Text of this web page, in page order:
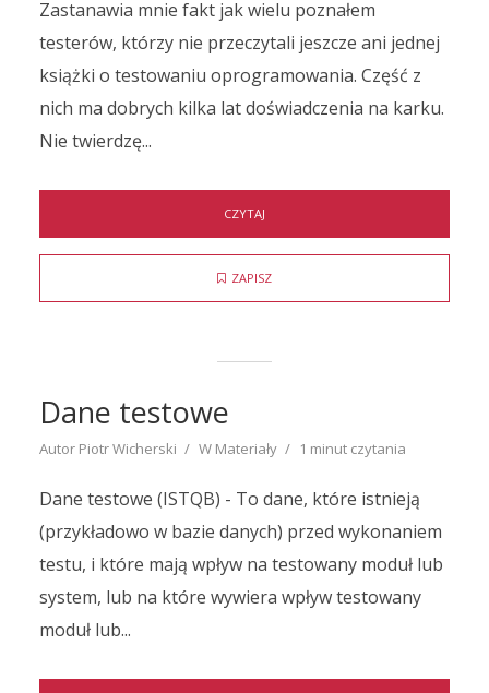
mobilnych
Raporty i ciekawostki ze świata testowania
mobilnego
Zastanawia mnie fakt jak wielu poznałem
testerów, którzy nie przeczytali jeszcze ani jednej
książki o testowaniu oprogramowania. Część z
nich ma dobrych kilka lat doświadczenia na karku.
Nie twierdzę...
CZYTAJ
ZAPISZ
Dane testowe
Autor Piotr Wicherski W Materiały 1 minut czytania
Dane testowe (ISTQB) - To dane, które istnieją
(przykładowo w bazie danych) przed wykonaniem
testu, i które mają wpływ na testowany moduł lub
system, lub na które wywiera wpływ testowany
moduł lub...